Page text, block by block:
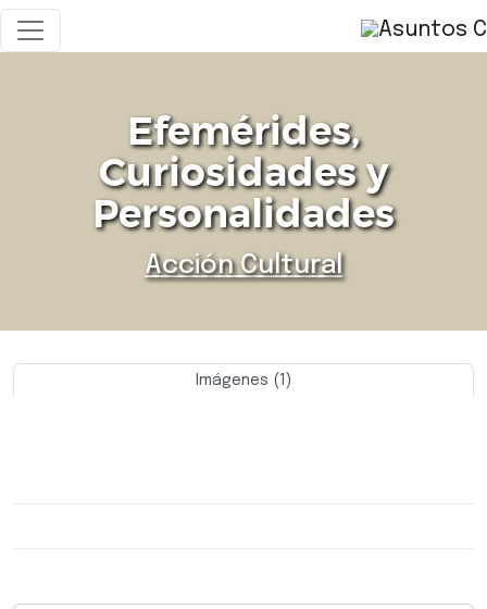
Efemérides,
Curiosidades y
Personalidades
Acción Cultural
Imágenes (1)